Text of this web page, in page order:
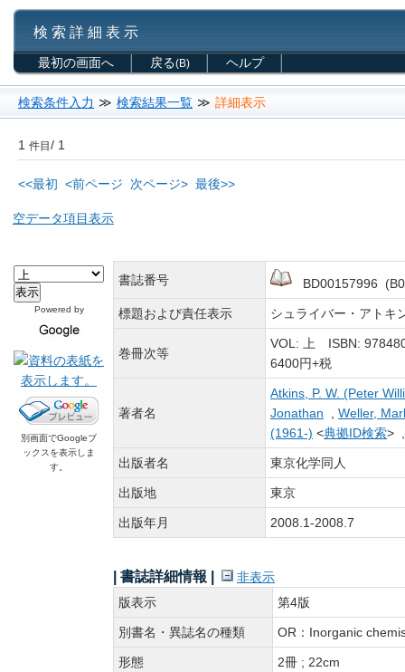
検 索 詳 細 表 示
最初の画面へ 戻る(B) ヘルプ
検索条件入力 ≫ 検索結果一覧 ≫ 詳細表示
1 件目/ 1
<<最初 <前ページ 次ページ> 最後>>
空データ項目表示
Powered by
別画面でGoogleブ
ックスを表示しま
す。
書誌番号 BD00157996
標題および責任表示 シュライバー・アトキ
巻冊次等
VOL: 上 ISBN:
6400円+税
著者名
Atkins, P. W. (Peter
Jonathan
Weller,
(1961-) <典拠ID検索>
出版者名 東京化学同人
出版地 東京
出版年月 2008.1-2008.7
| 書誌詳細情報 |
非表示
版表示
第4版
別書名・異誌名の種類 OR：Inorganic
形態 2冊 ; 22cm